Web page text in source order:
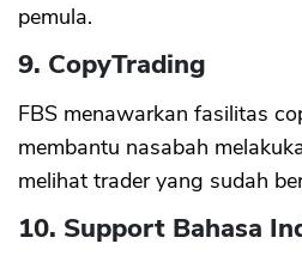
pemula.
9. CopyTrading
FBS menawarkan fasilitas
membantu nasabah
melihat trader yang sudah
10. Support Bahasa